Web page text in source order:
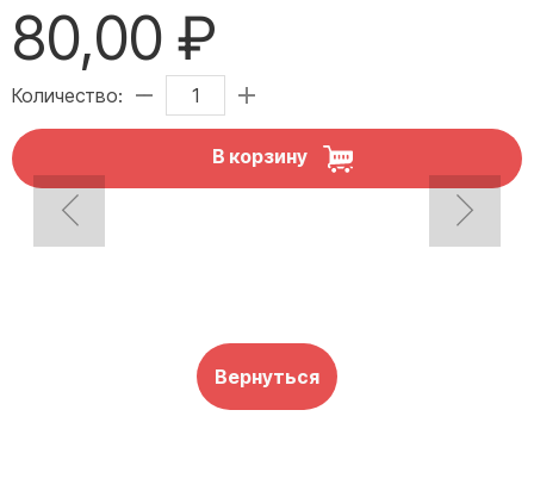
80,00 ₽
Количество:
В корзину
Вернуться